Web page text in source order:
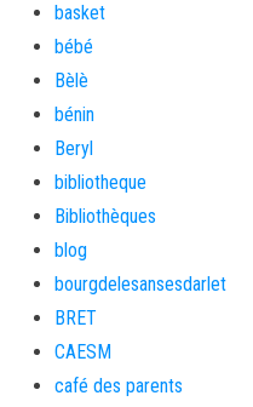
basket
bébé
Bèlè
bénin
Beryl
bibliotheque
Bibliothèques
blog
bourgdelesansesdarlet
BRET
CAESM
café des parents